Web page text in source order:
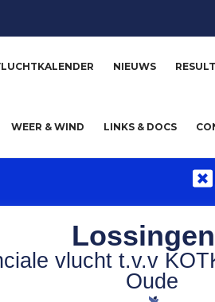
NIEUWS
WEER & WIND LINKS & DOCS
vlucht t.v.v
Oude